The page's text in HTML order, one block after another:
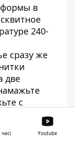
формы в
240-
сразу же
две
с
Youtube